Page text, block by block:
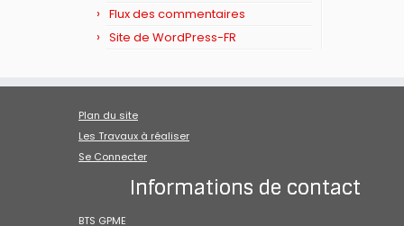
Flux des commentaires
Site de WordPress-FR
Plan du site
Les Travaux à réaliser
Se Connecter
Informations de contact
BTS GPME